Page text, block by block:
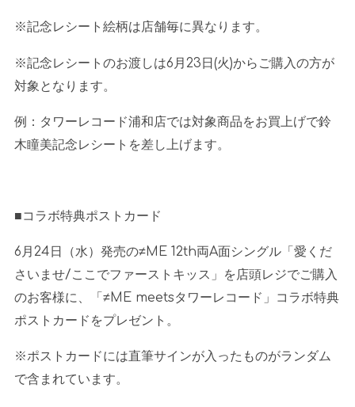
※記念レシート絵柄は店舗毎に異なります。
※記念レシートのお渡しは6 月 23 日 (火)からご購入の方が
対象となります。
例：タワーレコード浦和店では対象商品をお買上げで鈴
木瞳美記念レシートを差し上げます。
■コラボ特典ポストカード
6月 24 日（水）発売の≠ME 12th両A面シングル「愛くだ
さいませ/ここでファーストキッス」を店頭レジでご購入
のお客様に、「 ≠ME meetsタワーレコード」コラボ特典
ポストカードをプレゼント。
※ポストカードには直筆サインが入ったものがランダム
で含まれています。